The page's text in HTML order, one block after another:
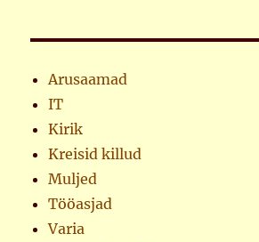
Arusaamad
IT
Kirik
Kreisid killud
Muljed
Tööasjad
Varia